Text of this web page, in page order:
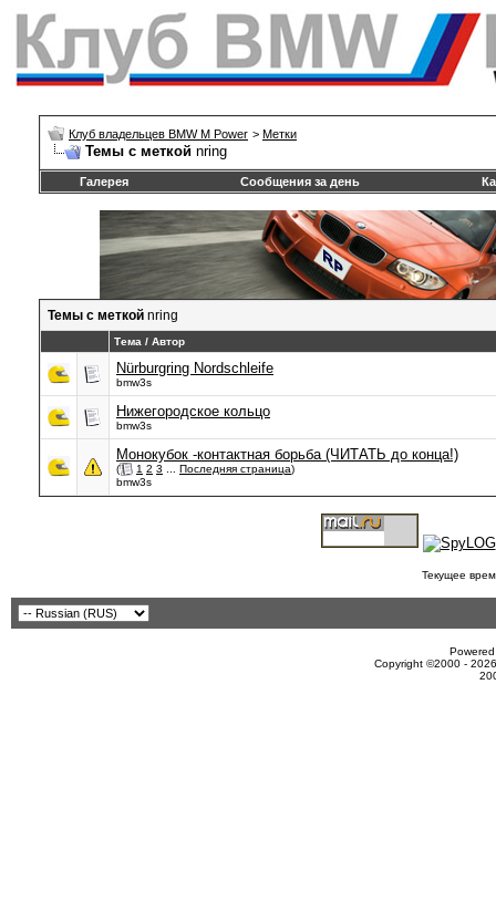
Клуб владельцев BMW M Power > Метки
Темы с меткой nring
Галерея Сообщения за день
Темы с меткой nring
Тема / Автор
Nürburgring Nordschleife
bmw3s
Нижегородское кольцо
bmw3s
Монокубок -контактная борьба (ЧИТАТЬ до конца!)
( 1 2 3 Последняя страница)
bmw3s
Текущее
Copyright ©2000 -